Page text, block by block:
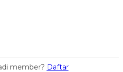
member? Daftar